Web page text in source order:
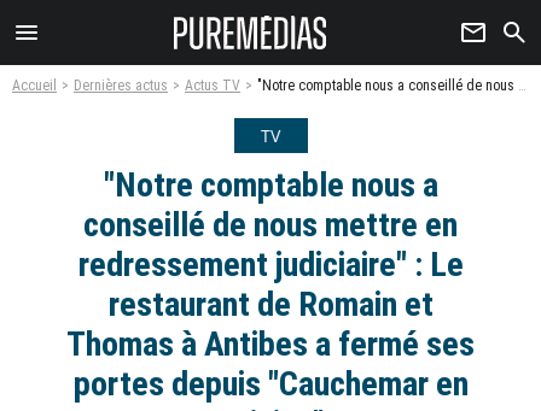
menu newsletter search
Accueil Dernières actus Actus TV "Notre comptable nous a conseillé de nous mettre en redressement judiciaire" : Le restaurant de Romain et Thomas à Antibes a fermé ses portes depuis "Cauchemar en cuisine"
TV
"Notre comptable nous a
conseillé de nous mettre en
redressement judiciaire" : Le
restaurant de Romain et
Thomas à Antibes a fermé ses
portes depuis "Cauchemar en